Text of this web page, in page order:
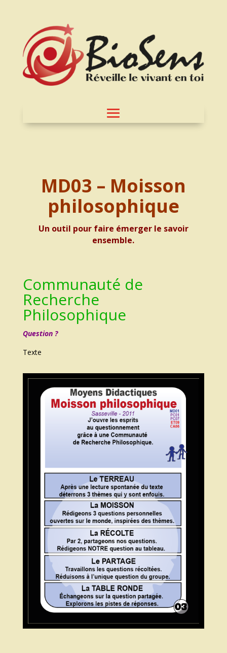
MD03 – Moisson
philosophique
Un outil pour faire émerger le savoir
ensemble.
Communauté de
Recherche
Philosophique
Question ?
Texte